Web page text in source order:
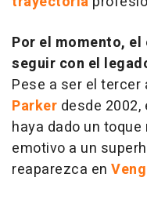
Por el momento,
seguir con el
Pese a ser el tercer
Parker desde
haya dado un
emotivo a un
reaparezca en